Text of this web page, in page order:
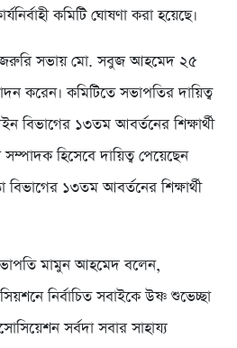
কমিটি ঘোষণা করা হয়েছে।
সভায় মো. সবুজ আহমেদ ২৫
করেন। কমিটিতে সভাপতির দায়িত্ব
বিভাগের ১৩তম আবর্তনের শিক্ষার্থী
হিসেবে দায়িত্ব পেয়েছেন
১৩তম আবর্তনের শিক্ষার্থী
সভাপতি মামুন আহমেদ বলেন,
নির্বাচিত সবাইকে উষ্ণ শুভেচ্ছা
সর্বদা সবার সাহায্য